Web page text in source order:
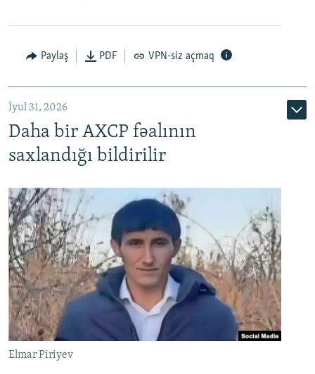
Paylaş PDF VPN-siz açmaq
İyul 31, 2026
Daha bir AXCP fəalının
saxlandığı bildirilir
Elmar Piriyev